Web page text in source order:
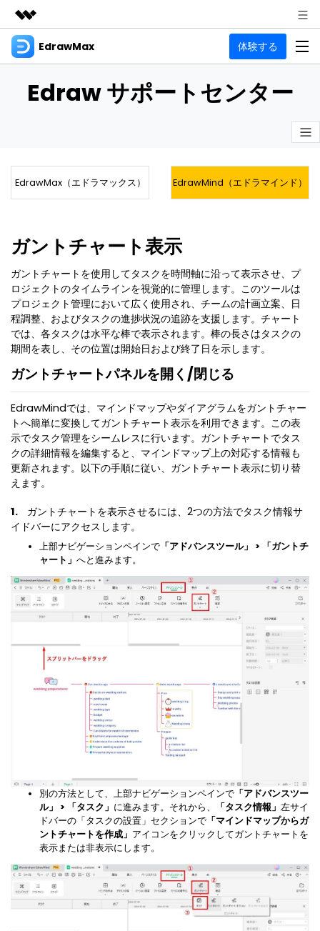
製品
ユーティリティ
法人・教育・パートナー
サポート
EdrawMax 体験する
製品
フローチャート Hot
電気回路図
思考整理
マインドマップ
コンセントマップ
ブレインストーミング
メモ取り
その他の図面種類 >>
リソース
作図・思考整理に関するプロ記事
オンラインAIツール
AIマインドマップ自動作成 >
最新情報
EdrawMind V13登場！
新機能一覧
ガイド
EdrawMax > EdrawMind >
更新履歴
EdrawMax > EdrawMind >
EdrawMax > EdrawMind >
法人向け
EdrawMax EdrawMind
無料ダウンロード 購入する
ログイン
検索
Edraw サポートセンター
EdrawMax（エドラマックス） EdrawMind（エドラマインド）
ガントチャート表示
ガントチャートを使用してタスクを時間軸に沿って表示させ、プ
ロジェクトのタイムラインを視覚的に管理します。このツールは
プロジェクト管理において広く使用され、チームの計画立案、日
程調整、およびタスクの進捗状況の追跡を支援します。チャート
では、各タスクは水平な棒で表示されます。棒の長さはタスクの
期間を表し、その位置は開始日および終了日を示します。
ガントチャートパネルを開く/閉じる
EdrawMindでは、マインドマップやダイアグラムをガントチャー
トへ簡単に変換してガントチャート表示を利用できます。この表
示でタスク管理をシームレスに行います。ガントチャートでタス
クの詳細情報を編集すると、マインドマップ上の対応する情報も
更新されます。以下の手順に従い、ガントチャート表示に切り替
えます。
1.
ガントチャートを表示させるには、2つの方法でタスク情報サ
イドバーにアクセスします。
上部ナビゲーションペインで 「アドバンスツール」 > 「ガントチ
ャート」 へと進みます。
別の方法として、上部ナビゲーションペインで 「アドバンスツー
ル」 > 「タスク」 に進みます。それから、 「タスク情報」 左サイ
ドバーの「タスクの設置」セクションで 「マインドマップからガ
ントチャートを作成」 アイコンをクリックしてガントチャートを
表示または非表示にします。